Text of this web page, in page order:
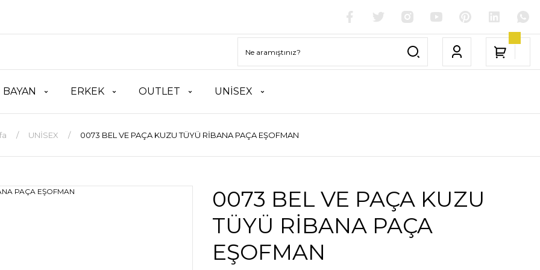
BAYAN ERKEK OUTLET UNİSEX
UNİSEX 0073 BEL VE PAÇA KUZU TÜYÜ RİBANA PAÇA EŞOFMAN
0073 BEL VE PAÇA KUZU
TÜYÜ RİBANA PAÇA
EŞOFMAN